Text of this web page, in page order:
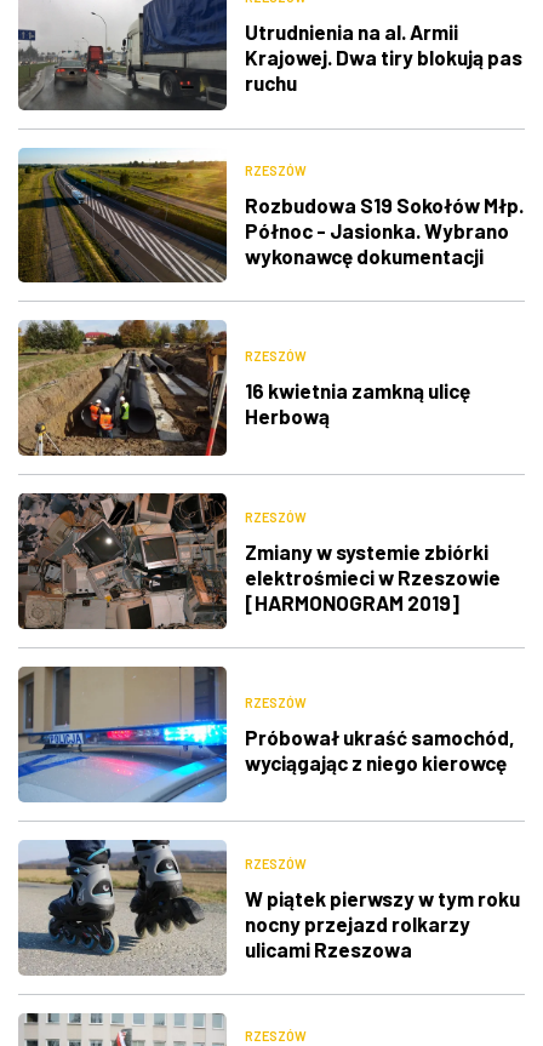
Utrudnienia na al. Armii
Krajowej. Dwa tiry blokują pas
ruchu
RZESZÓW
Rozbudowa S19 Sokołów Młp.
Północ - Jasionka. Wybrano
wykonawcę dokumentacji
RZESZÓW
16 kwietnia zamkną ulicę
Herbową
RZESZÓW
Zmiany w systemie zbiórki
elektrośmieci w Rzeszowie
[HARMONOGRAM 2019]
RZESZÓW
Próbował ukraść samochód,
wyciągając z niego kierowcę
RZESZÓW
W piątek pierwszy w tym roku
nocny przejazd rolkarzy
ulicami Rzeszowa
RZESZÓW